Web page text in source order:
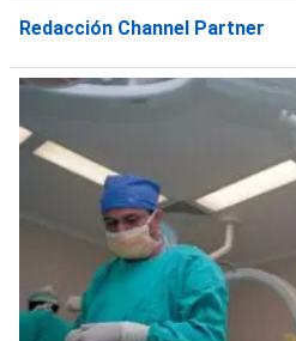
Redacción Channel Partner